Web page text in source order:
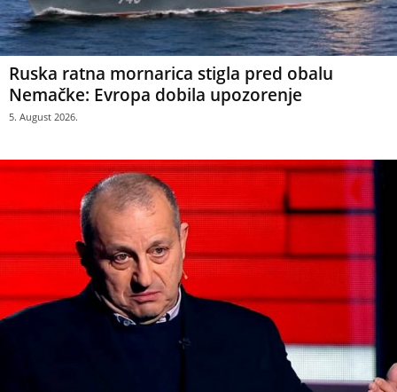
Ruska ratna mornarica stigla pred obalu
Nemačke: Evropa dobila upozorenje
5. August 2026.